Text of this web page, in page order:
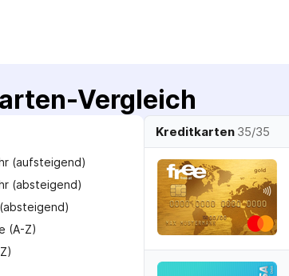
Vergleich
(aufsteigend)
(absteigend)
(A-Z)
Kreditkarten 35/35